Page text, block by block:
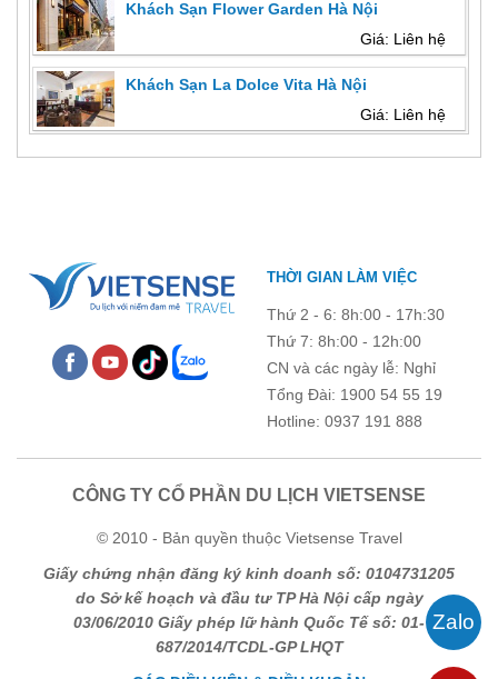
Khách Sạn Flower Garden Hà Nội
Giá: Liên hệ
Khách Sạn La Dolce Vita Hà Nội
Giá: Liên hệ
THỜI GIAN LÀM VIỆC
Thứ 2 - 6: 8h:00 - 17h:30
Thứ 7: 8h:00 - 12h:00
CN và các ngày lễ: Nghỉ
Tổng Đài: 1900 54 55 19
Hotline: 0937 191 888
CÔNG TY CỔ PHẦN DU LỊCH VIETSENSE
© 2010 - Bản quyền thuộc Vietsense Travel
Giấy chứng nhận đăng ký kinh doanh số: 0104731205
do Sở kế hoạch và đầu tư TP Hà Nội cấp ngày
03/06/2010 Giấy phép lữ hành Quốc Tế số: 01-
687/2014/TCDL-GP LHQT